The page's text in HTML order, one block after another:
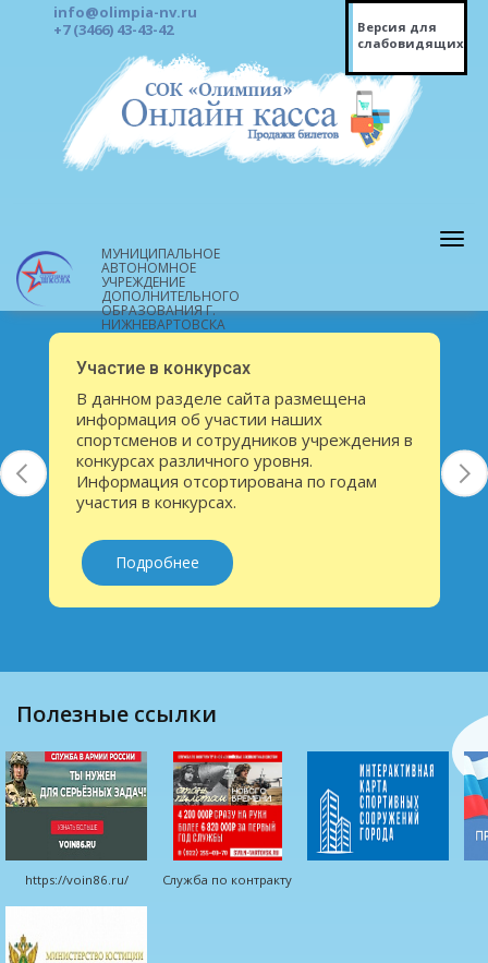
info@olimpia-nv.ru
+7 (3466) 43-43-42
Версия для
слабовидящих
МУНИЦИПАЛЬНОЕ
АВТОНОМНОЕ
УЧРЕЖДЕНИЕ
ДОПОЛНИТЕЛЬНОГО
ОБРАЗОВАНИЯ Г.
НИЖНЕВАРТОВСКА
"СПОРТИВНАЯ ШКОЛА"
Спортивная школа
Звезды ГТО
«Готов к труду и обороне» – это больше,
чем просто слова, это девиз нашего
коллектива!
Подробнее
полезные ссылки
https://voin86.ru/ Служба по контракту